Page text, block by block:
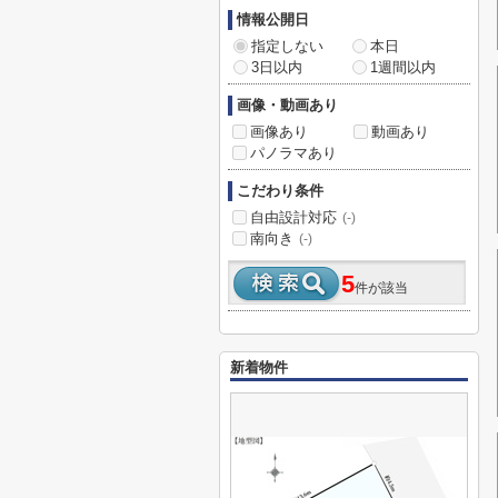
情報公開日
指定しない
本日
3日以内
1週間以内
画像・動画あり
画像あり
動画あり
パノラマあり
こだわり条件
自由設計対応 (-)
南向き (-)
5件が該当
新着物件